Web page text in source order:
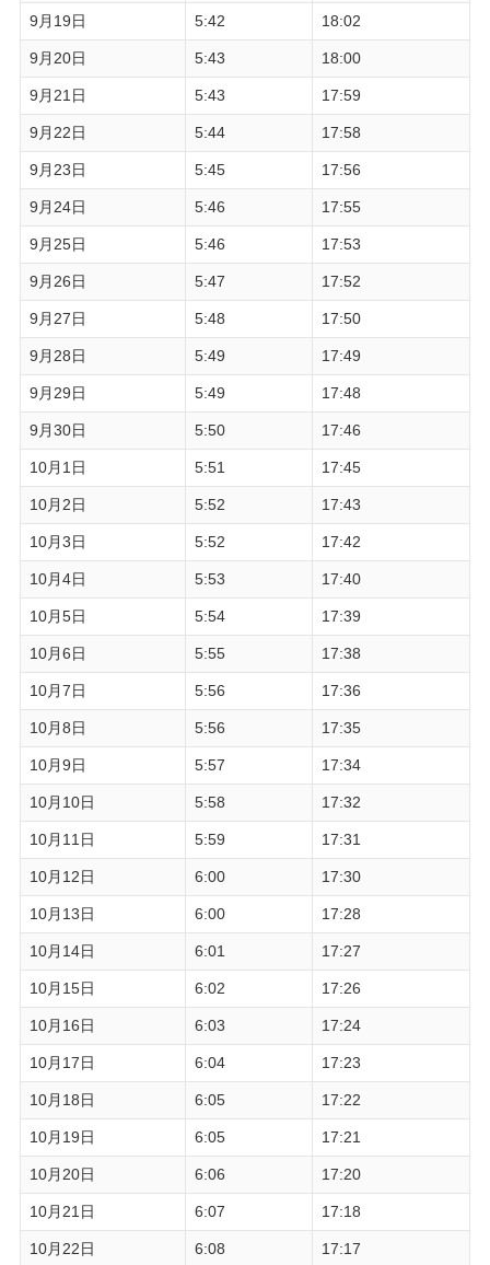
9月19日 5:42 18:02
9月20日 5:43 18:00
9月21日 5:43 17:59
9月22日 5:44 17:58
9月23日 5:45 17:56
9月24日 5:46 17:55
9月25日 5:46 17:53
9月26日 5:47 17:52
9月27日 5:48 17:50
9月28日 5:49 17:49
9月29日 5:49 17:48
9月30日 5:50 17:46
10月1日 5:51 17:45
10月2日 5:52 17:43
10月3日 5:52 17:42
10月4日 5:53 17:40
10月5日 5:54 17:39
10月6日 5:55 17:38
10月7日 5:56 17:36
10月8日 5:56 17:35
10月9日 5:57 17:34
10月10日 5:58 17:32
10月11日 5:59 17:31
10月12日 6:00 17:30
10月13日 6:00 17:28
10月14日 6:01 17:27
10月15日 6:02 17:26
10月16日 6:03 17:24
10月17日 6:04 17:23
10月18日 6:05 17:22
10月19日 6:05 17:21
10月20日 6:06 17:20
10月21日 6:07 17:18
10月22日 6:08 17:17